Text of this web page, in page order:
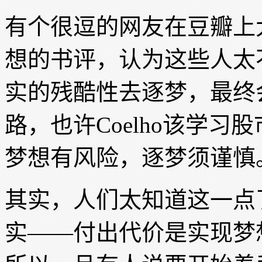
有个很逗的网友在豆瓣
想的书评，认为这些人
实的残酷性去逐梦，最
路，也许Coelho该学习
梦想有风险，逐梦须谨慎
其实，人们太知道这一
实——付出代价是实现梦